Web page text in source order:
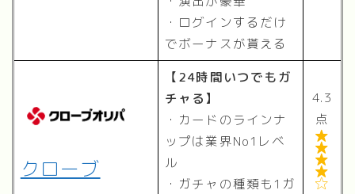
・ログインするだけ
でボーナスが貰える
クローブ
【24時間いつでもガ
チャる】
・カードのラインナ
ップは業界No1レベ
ル
・ガチャの種類も1ガ
4.3
点




